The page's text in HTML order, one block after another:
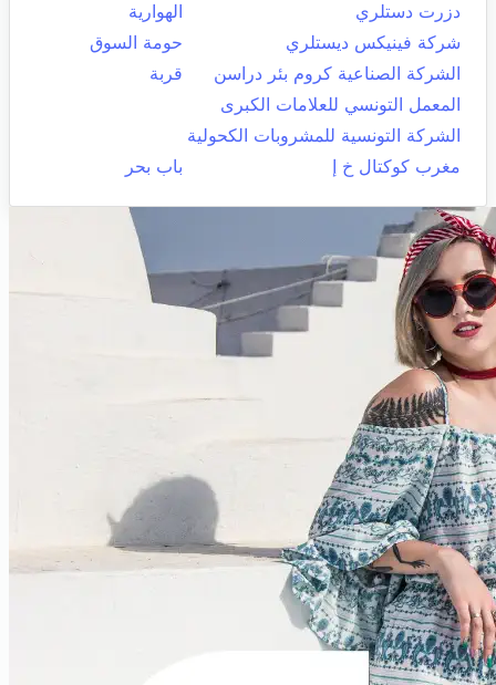
دزرت دستلري
الهوارية
شركة فينيكس ديستلري
حومة السوق
الشركة الصناعية كروم بئر دراسن
قربة
المعمل التونسي للعلامات الكبرى
الشركة التونسية للمشروبات الكحولية
مغرب كوكتال خ إ
باب بحر